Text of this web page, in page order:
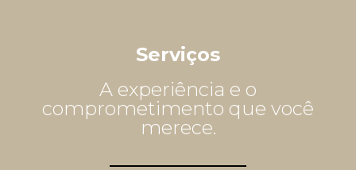
Serviços
A experiência e o
comprometimento que você
merece.